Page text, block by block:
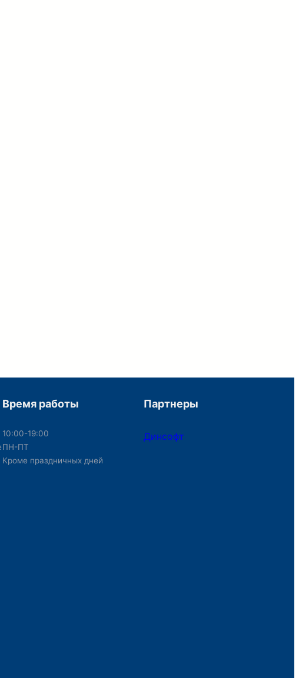
Время работы
10:00-19:00
ПН-ПТ
Кроме праздничных дней
Партнеры
Динсофт